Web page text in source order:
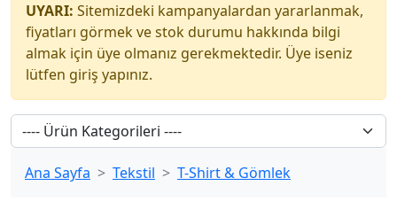
UYARI: Sitemizdeki kampanyalardan yararlanmak,
fiyatları görmek ve stok durumu hakkında bilgi
almak için üye olmanız gerekmektedir. Üye iseniz
lütfen giriş yapınız.
Ana Sayfa Tekstil T-Shirt & Gömlek